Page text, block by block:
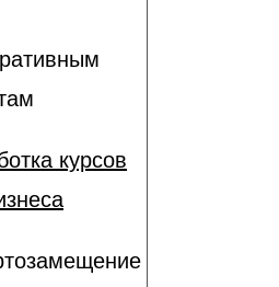
курсов